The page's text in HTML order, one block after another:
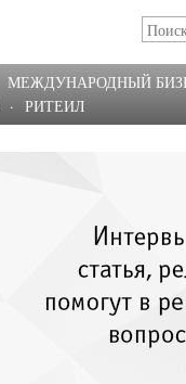
МЕЖДУНАРОДНЫЙ
· РИТЕИЛ